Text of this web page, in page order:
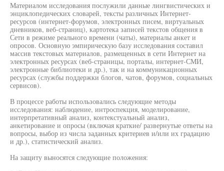
Материалом исследования послужили данные лингвистических и
энциклопедических словарей, тексты различных Интернет-
ресурсов (интернет-форумов, электронных писем, виртуальных
дневников, веб-страниц), картотека записей текстов общения в
Сети в режиме реального времени (чаты), материалы анкет и
опросов. Основную эмпирическую базу исследования составил
массив текстовых материалов, размещенных в сети Интернет на
электронных ресурсах (веб-страницы, порталы, интернет-СМИ,
электронные библиотеки и др.), так и на коммуникационных
ресурсах (службы поддержки блогов, чатов, форумов, социальных
сервисов).
В процессе работы использовались следующие методы
исследования: наблюдение, интроспекция, моделирование,
интерпретативный анализ, контекстуальный анализ,
анкетирование и опросы (включая краткие/ развернутые ответы на
вопросы, выбор из числа заданных критериев и/или их градацию
и др.), статистический анализ.
На защиту выносятся следующие положения: